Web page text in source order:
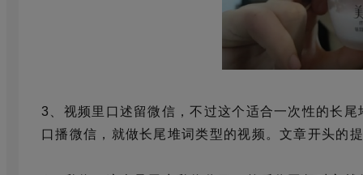
3、视频里口述留微信，不过这个适合一次性的长
口播微信，就做长尾堆词类型的视频。文章开头的